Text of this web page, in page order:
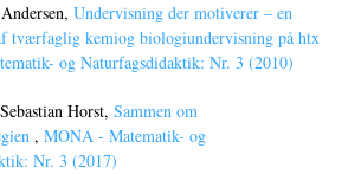
Undervisning der motiverer – en
tværfaglig kemiog biologiundervisning på htx
og Naturfagsdidaktik: Nr. 3 (2010)
Horst, Sammen om
, MONA - Matematik- og
Nr. 3 (2017)